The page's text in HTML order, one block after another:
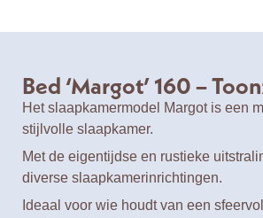
Bed ‘Margot’ 160 –
Het slaapkamermodel Margot is een
stijlvolle slaapkamer.
Met de eigentijdse en rustieke
diverse slaapkamerinrichtingen.
Ideaal voor wie houdt van een